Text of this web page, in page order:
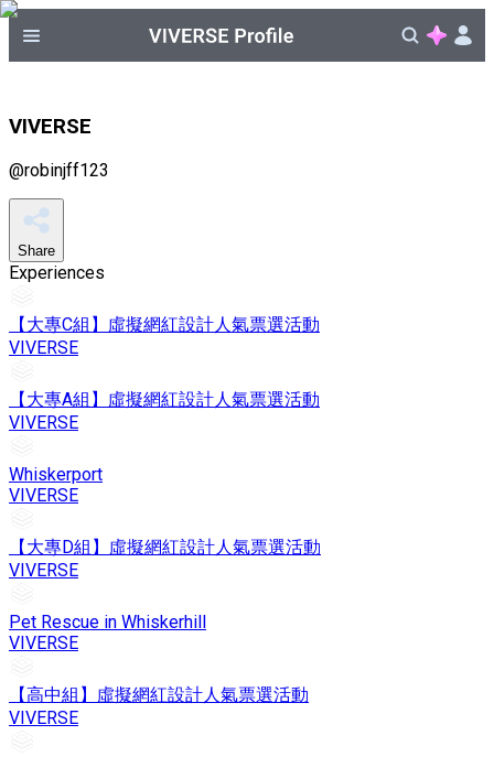
VIVERSE
@robinjff123
Share
Experiences
【大專C組】虛擬網紅設計人氣票選活動
VIVERSE
【大專A組】虛擬網紅設計人氣票選活動
VIVERSE
Whiskerport
VIVERSE
【大專D組】虛擬網紅設計人氣票選活動
VIVERSE
Pet Rescue in Whiskerhill
VIVERSE
【高中組】虛擬網紅設計人氣票選活動
VIVERSE